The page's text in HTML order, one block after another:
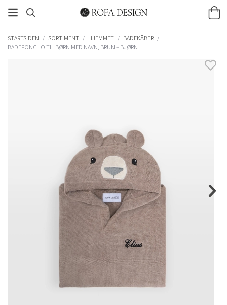
STARTSIDEN / SORTIMENT / HJEMMET / BADEKÅBER /
BADEPONCHO TIL BØRN MED NAVN, BRUN – BJØRN